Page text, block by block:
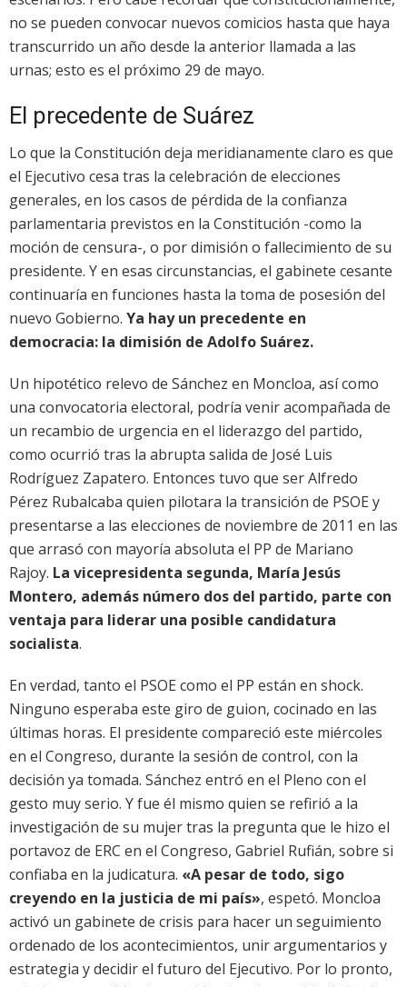
no se pueden convocar nuevos comicios hasta que haya
transcurrido un año desde la anterior llamada a las
urnas; esto es el próximo 29 de mayo.
El precedente de Suárez
Lo que la Constitución deja meridianamente claro es que
el Ejecutivo cesa tras la celebración de elecciones
generales, en los casos de pérdida de la confianza
parlamentaria previstos en la Constitución -como la
moción de censura-, o por dimisión o fallecimiento de su
presidente. Y en esas circunstancias, el gabinete cesante
continuaría en funciones hasta la toma de posesión del
nuevo Gobierno. Ya hay un precedente en
democracia: la dimisión de Adolfo Suárez.
Un hipotético relevo de Sánchez en Moncloa, así como
una convocatoria electoral, podría venir acompañada de
un recambio de urgencia en el liderazgo del partido,
como ocurrió tras la abrupta salida de José Luis
Rodríguez Zapatero. Entonces tuvo que ser Alfredo
Pérez Rubalcaba quien pilotara la transición de PSOE y
presentarse a las elecciones de noviembre de 2011 en las
que arrasó con mayoría absoluta el PP de Mariano
Rajoy. La vicepresidenta segunda, María Jesús
Montero, además número dos del partido, parte con
ventaja para liderar una posible candidatura
socialista.
En verdad, tanto el PSOE como el PP están en shock.
Ninguno esperaba este giro de guion, cocinado en las
últimas horas. El presidente compareció este miércoles
en el Congreso, durante la sesión de control, con la
decisión ya tomada. Sánchez entró en el Pleno con el
gesto muy serio. Y fue él mismo quien se refirió a la
investigación de su mujer tras la pregunta que le hizo el
portavoz de ERC en el Congreso, Gabriel Rufián, sobre si
confiaba en la judicatura. «A pesar de todo, sigo
creyendo en la justicia de mi país», espetó. Moncloa
activó un gabinete de crisis para hacer un seguimiento
ordenado de los acontecimientos, unir argumentarios y
estrategia y decidir el futuro del Ejecutivo. Por lo pronto,